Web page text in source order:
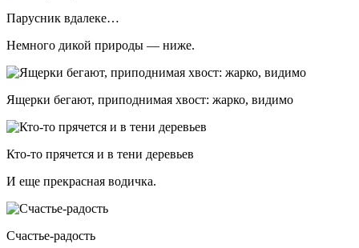
Парусник вдалеке…
Немного дикой природы — ниже.
Ящерки бегают, приподнимая хвост: жарко, видимо
Кто-то прячется и в тени деревьев
И еще прекрасная водичка.
Счастье-радость